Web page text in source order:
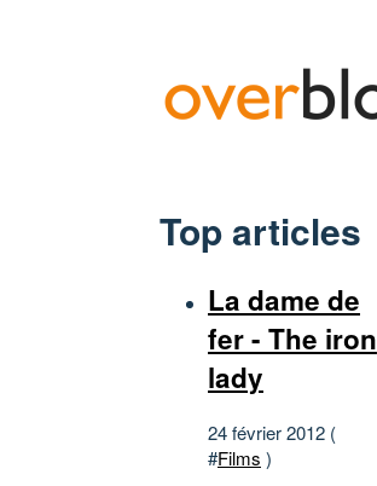
Top articles
La dame de
fer - The iron
lady
24 février 2012 (
#Films )